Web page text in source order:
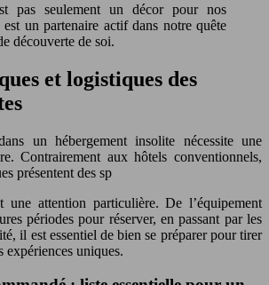
pas seulement un décor pour nos
un partenaire actif dans notre quête
découverte de soi.
et logistiques des
un hébergement insolite nécessite une
Contrairement aux hôtels conventionnels,
présentent des sp
une attention particulière. De l’équipement
périodes pour réserver, en passant par les
il est essentiel de bien se préparer pour tirer
expériences uniques.